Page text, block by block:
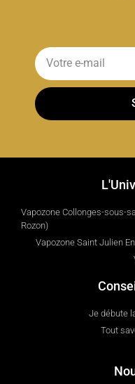
Vapozone Collonges-sous-
Rozon)
Vapozone Saint Julien
Je débute
Tout